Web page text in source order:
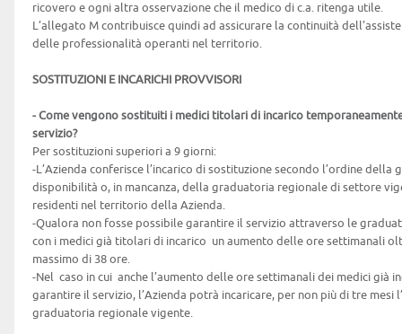
ricovero e ogni altra osservazione che il medico di c.a. ritenga utile.
L’allegato M contribuisce quindi ad assicurare la continuità
delle professionalità operanti nel territorio.
SOSTITUZIONI E INCARICHI PROVVISORI
- Come vengono sostituiti i medici titolari di incarico
servizio?
Per sostituzioni superiori a 9 giorni:
-L’Azienda conferisce l’incarico di sostituzione secondo l’ordine della
disponibilità o, in mancanza, della graduatoria regionale di settore
residenti nel territorio della Azienda.
-Qualora non fosse possibile garantire il servizio attraverso le
con i medici già titolari di incarico un aumento delle ore settimanali
massimo di 38 ore.
-Nel caso in cui anche l’aumento delle ore settimanali dei medici già
garantire il servizio, l’Azienda potrà incaricare, per non più di tre mesi
graduatoria regionale vigente.